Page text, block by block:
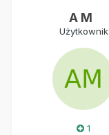
A M
Użytkownik
1